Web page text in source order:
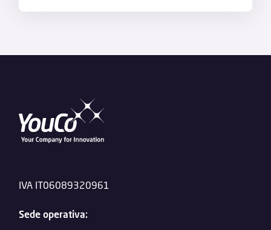
IVA IT06089320961
Sede operativa: